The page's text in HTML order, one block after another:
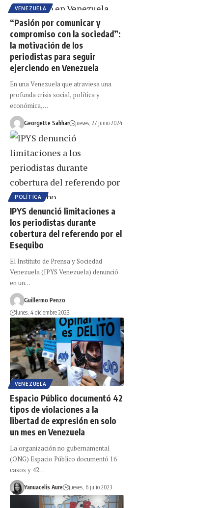
VENEZUELA
“Pasión por comunicar y
compromiso con la sociedad”:
la motivación de los
periodistas para seguir
ejerciendo en Venezuela
En una Venezuela que atraviesa una
profunda crisis social, política y
económica,…
Georgette Sahhar jueves, 27 junio 2024
POLÍTICA
IPYS denunció limitaciones a
los periodistas durante
cobertura del referendo por el
Esequibo
El Instituto de Prensa y Sociedad
Venezuela (IPYS Venezuela) denunció
en un…
Guillermo Penzo
lunes, 4 diciembre 2023
VENEZUELA
Espacio Público documentó 42
tipos de violaciones a la
libertad de expresión en solo
un mes en Venezuela
La organización no gubernamental
(ONG) Espacio Público documentó 16
casos y 42…
Yanuacelis Aure jueves, 6 julio 2023